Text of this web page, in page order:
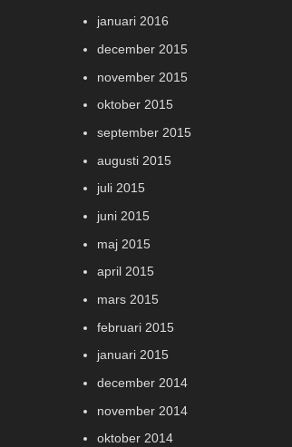
januari 2016
december 2015
november 2015
oktober 2015
september 2015
augusti 2015
juli 2015
juni 2015
maj 2015
april 2015
mars 2015
februari 2015
januari 2015
december 2014
november 2014
oktober 2014